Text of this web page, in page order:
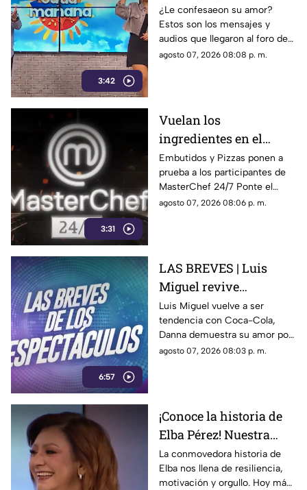
3:42
llegaron al foro de
'Cada mañana'; parte 1
¿Le confesaeon su amor?
Estos son los mensajes y
audios que llegaron al foro de
‘Cada mañana’ estuvieron
agosto 07, 2026 08:08 p. m.
3:31
Vuelan los
ingredientes en el
programa MasterChef
24/7
Embutidos y Pizzas ponen a
prueba a los participantes de
MasterChef 24/7 Ponte el
delantal y degusta junto a
agosto 07, 2026 08:06 p. m.
6:57
LAS BREVES | Luis
Miguel revive
nostalgia, Danna canta
tema de Belinda y Paul
Alone estrena disco
Luis Miguel vuelve a ser
tendencia con Coca-Cola,
Danna demuestra su amor por
Belinda y Paul Alone revela los
agosto 07, 2026 08:03 p. m.
¡Conoce la historia de
Elba Pérez! Nuestra
nueva Reina en el foro
de 'Cada mañana'
La conmovedora historia de
Elba nos llena de resiliencia,
motivación y orgullo. Hoy más